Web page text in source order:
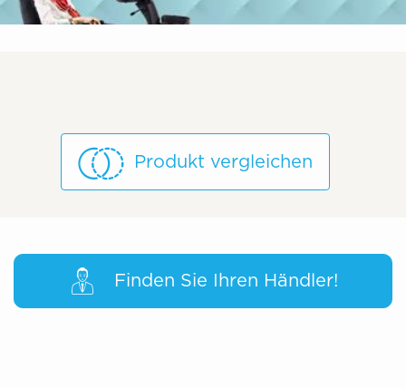
Produkt vergleichen
Finden Sie Ihren Händler!